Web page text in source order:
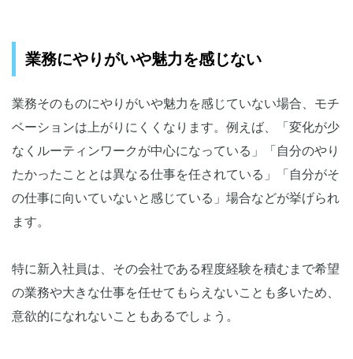
業務にやりがいや魅力を感じない
業務そのものにやりがいや魅力を感じていない場合、モチ
ベーションは上がりにくくなります。例えば、「変化が少
なくルーティンワークが中心になっている」「自分のやり
たかったこととは異なる仕事を任されている」「自分がそ
の仕事に向いていないと感じている」場合などが挙げられ
ます。
特に新入社員は、その会社である程度経験を積むまで希望
の業務や大きな仕事を任せてもらえないことも多いため、
意欲的になれないこともあるでしょう。